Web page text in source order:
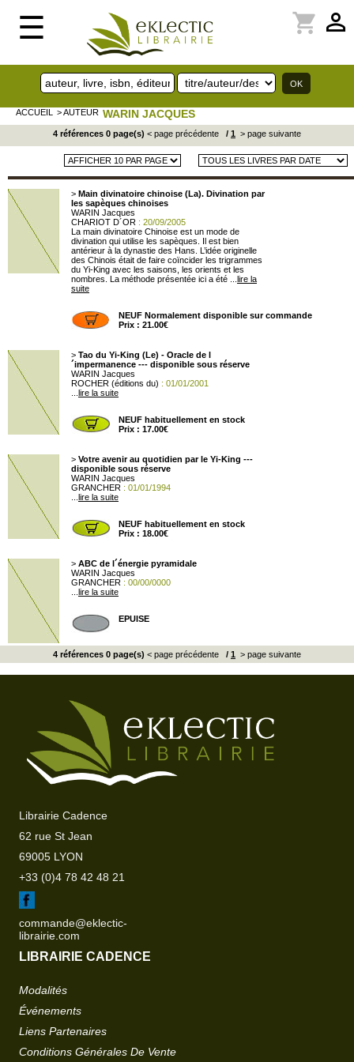
☰ perm_identity
shopping_cart
ACCUEIL > AUTEUR WARIN JACQUES
4 références 0 page(s) < page précédente / 1 > page suivante
> Main divinatoire chinoise (La). Divination par
les sapèques chinoises
WARIN Jacques
CHARIOT D´OR : 20/09/2005
La main divinatoire Chinoise est un mode de
divination qui utilise les sapèques. Il est bien
antérieur à la dynastie des Hans. L’idée originelle
des Chinois était de faire coïncider les trigrammes
du Yi-King avec les saisons, les orients et les
nombres. La méthode présentée ici a été ... lire la
suite
NEUF Normalement disponible sur commande
Prix : 21.00€
> Tao du Yi-King (Le) - Oracle de l
´impermanence --- disponible sous réserve
WARIN Jacques
ROCHER (éditions du) : 01/01/2001
lire la suite
NEUF habituellement en stock
Prix : 17.00€
> Votre avenir au quotidien par le Yi-King ---
disponible sous réserve
WARIN Jacques
GRANCHER : 01/01/1994
lire la suite
NEUF habituellement en stock
Prix : 18.00€
> ABC de l´énergie pyramidale
WARIN Jacques
GRANCHER : 00/00/0000
lire la suite
EPUISE
4 références 0 page(s) < page précédente / 1 > page suivante
Librairie Cadence
62 rue St Jean
69005 LYON
+33 (0)4 78 42 48 21
commande@eklectic-
librairie.com
LIBRAIRIE CADENCE
Modalités
Événements
Liens Partenaires
Conditions Générales De Vente